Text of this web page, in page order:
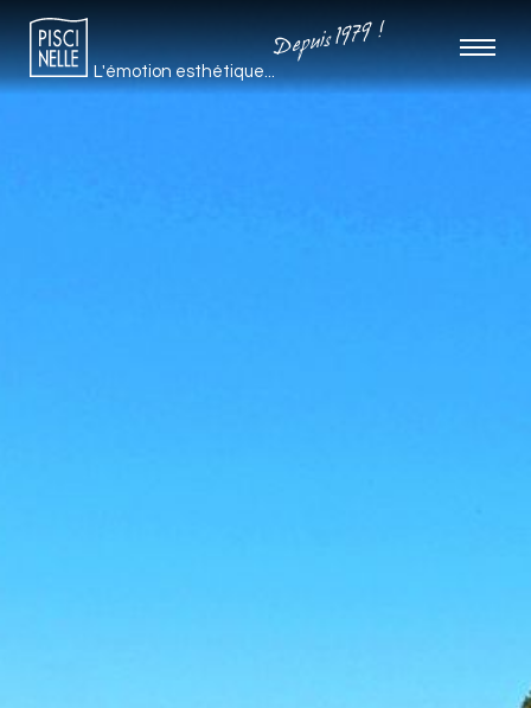
L'émotion esthétique...
Depuis 1979 !